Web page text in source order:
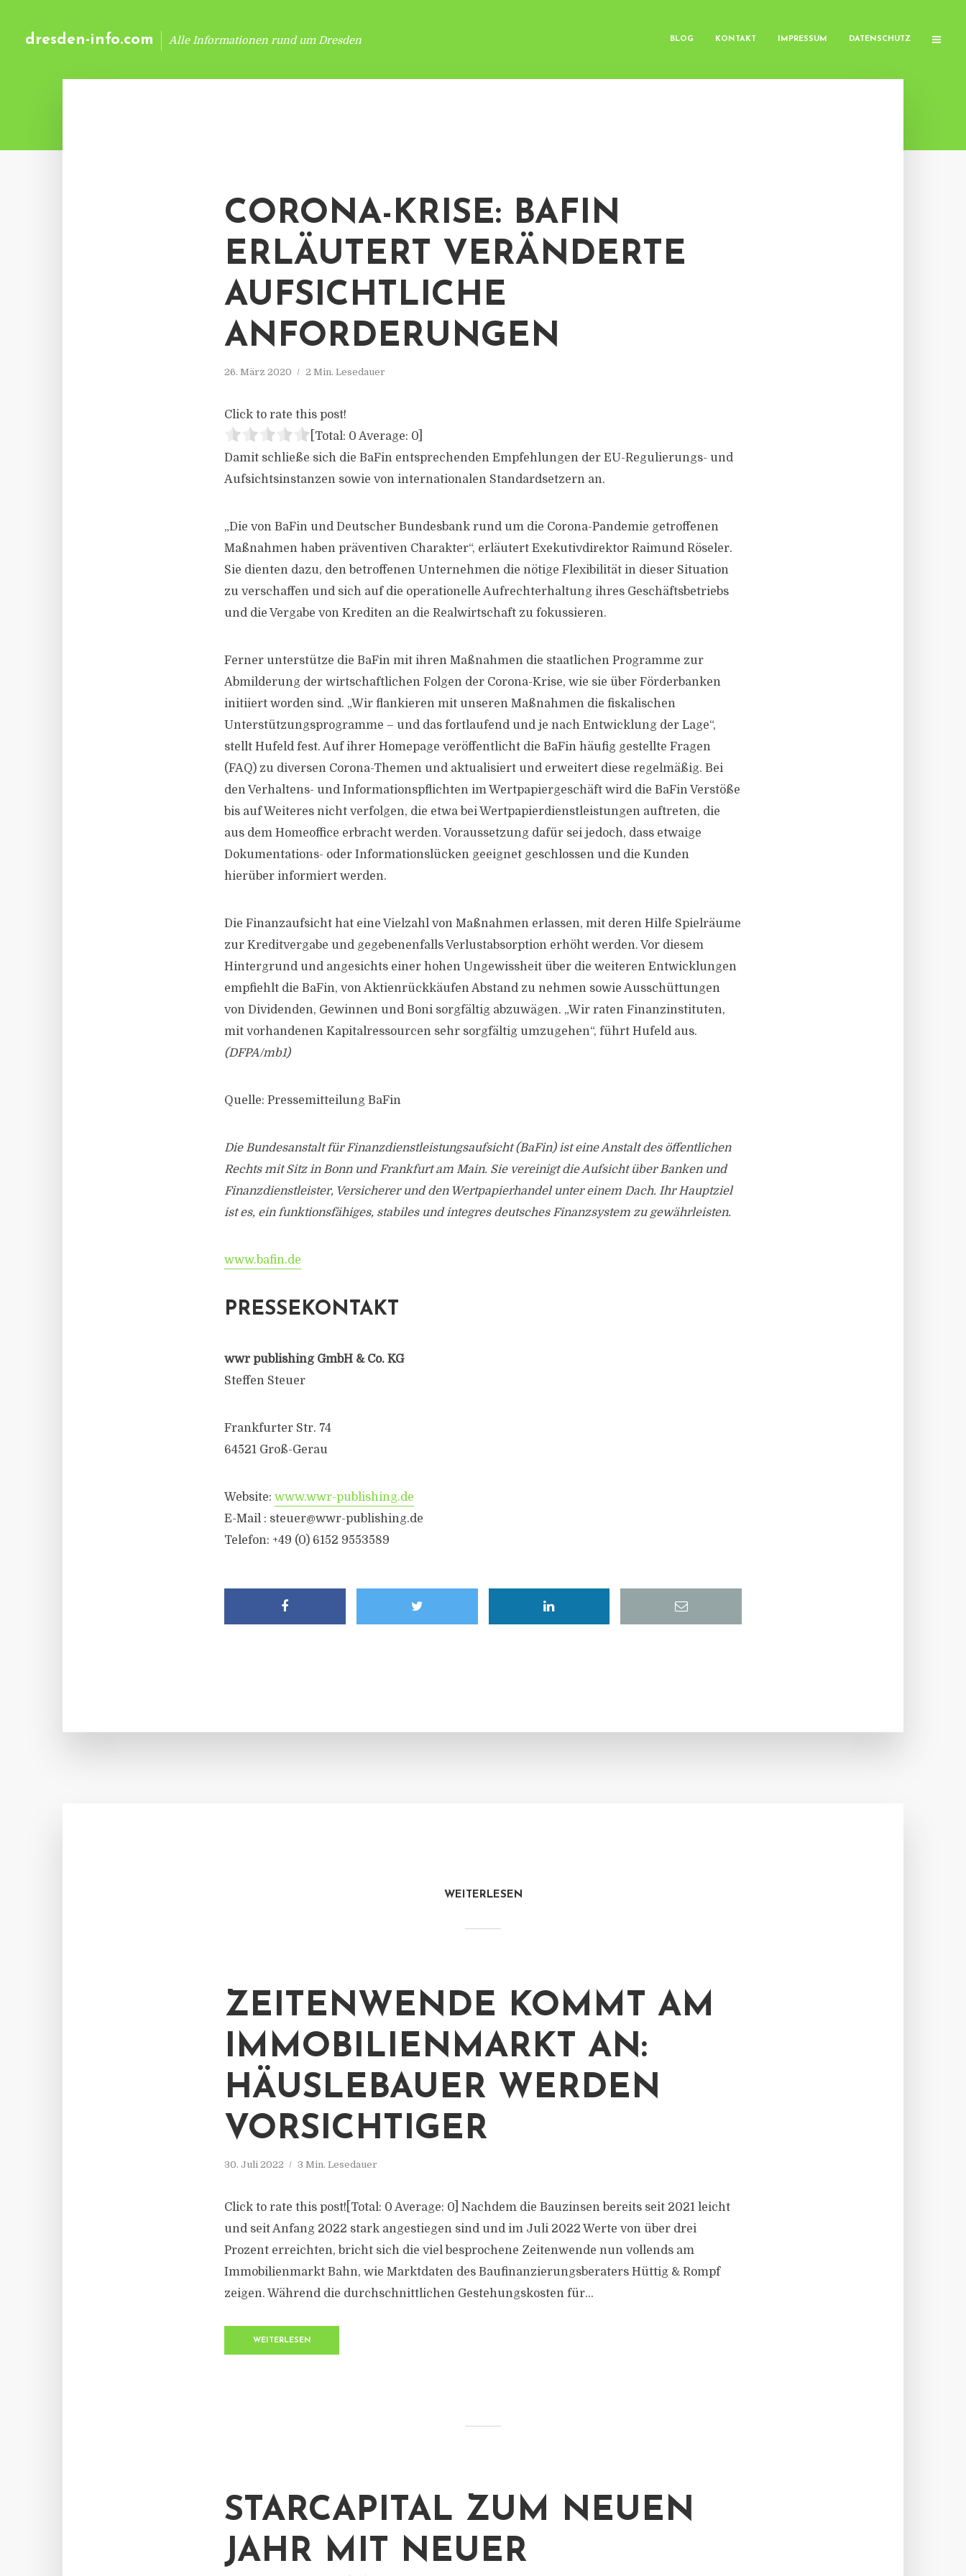
dresden-info.com Alle Informationen rund um Dresden BLOG KONTAKT IMPRESSUM DATENSCHUTZ
CORONA-KRISE: BAFIN
ERLÄUTERT VERÄNDERTE
AUFSICHTLICHE
ANFORDERUNGEN
26. März 2020 2 Min. Lesedauer
Click to rate this post!
[Total: 0 Average: 0
Damit schließe sich die BaFin entsprechenden Empfehlungen der EU-Regulierungs- und
Aufsichtsinstanzen sowie von internationalen Standardsetzern an.
„Die von BaFin und Deutscher Bundesbank rund um die Corona-Pandemie getroffenen
Maßnahmen haben präventiven Charakter“, erläutert Exekutivdirektor Raimund Röseler.
Sie dienten dazu, den betroffenen Unternehmen die nötige Flexibilität in dieser Situation
zu verschaffen und sich auf die operationelle Aufrechterhaltung ihres Geschäftsbetriebs
und die Vergabe von Krediten an die Realwirtschaft zu fokussieren.
Ferner unterstütze die BaFin mit ihren Maßnahmen die staatlichen Programme zur
Abmilderung der wirtschaftlichen Folgen der Corona-Krise, wie sie über Förderbanken
initiiert worden sind. „Wir flankieren mit unseren Maßnahmen die fiskalischen
Unterstützungsprogramme – und das fortlaufend und je nach Entwicklung der Lage“,
stellt Hufeld fest. Auf ihrer Homepage veröffentlicht die BaFin häufig gestellte Fragen
(FAQ) zu diversen Corona-Themen und aktualisiert und erweitert diese regelmäßig. Bei
den Verhaltens- und Informationspflichten im Wertpapiergeschäft wird die BaFin Verstöße
bis auf Weiteres nicht verfolgen, die etwa bei Wertpapierdienstleistungen auftreten, die
aus dem Homeoffice erbracht werden. Voraussetzung dafür sei jedoch, dass etwaige
Dokumentations- oder Informationslücken geeignet geschlossen und die Kunden
hierüber informiert werden.
Die Finanzaufsicht hat eine Vielzahl von Maßnahmen erlassen, mit deren Hilfe Spielräume
zur Kreditvergabe und gegebenenfalls Verlustabsorption erhöht werden. Vor diesem
Hintergrund und angesichts einer hohen Ungewissheit über die weiteren Entwicklungen
empfiehlt die BaFin, von Aktienrückkäufen Abstand zu nehmen sowie Ausschüttungen
von Dividenden, Gewinnen und Boni sorgfältig abzuwägen. „Wir raten Finanzinstituten,
mit vorhandenen Kapitalressourcen sehr sorgfältig umzugehen“, führt Hufeld aus.
(DFPA/mb1)
Quelle: Pressemitteilung BaFin
Die Bundesanstalt für Finanzdienstleistungsaufsicht (BaFin) ist eine Anstalt des öffentlichen
Rechts mit Sitz in Bonn und Frankfurt am Main. Sie vereinigt die Aufsicht über Banken und
Finanzdienstleister, Versicherer und den Wertpapierhandel unter einem Dach. Ihr Hauptziel
ist es, ein funktionsfähiges, stabiles und integres deutsches Finanzsystem zu gewährleisten.
www.bafin.de
PRESSEKONTAKT
wwr publishing GmbH & Co. KG
Steffen Steuer
Frankfurter Str. 74
64521 Groß-Gerau
Website: www.wwr-publishing.de
E-Mail : steuer@wwr-publishing.de
Telefon: +49 (0) 6152 9553589
WEITERLESEN
ZEITENWENDE KOMMT AM
IMMOBILIENMARKT AN:
HÄUSLEBAUER WERDEN
VORSICHTIGER
30. Juli 2022 3 Min. Lesedauer
Click to rate this post![Total: 0 Average: 0] Nachdem die Bauzinsen bereits seit 2021 leicht
und seit Anfang 2022 stark angestiegen sind und im Juli 2022 Werte von über drei
Prozent erreichten, bricht sich die viel besprochene Zeitenwende nun vollends am
Immobilienmarkt Bahn, wie Marktdaten des Baufinanzierungsberaters Hüttig & Rompf
zeigen. Während die durchschnittlichen Gestehungskosten für...
WEITERLESEN
STARCAPITAL ZUM NEUEN
JAHR MIT NEUER